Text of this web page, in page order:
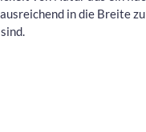
in die Breite